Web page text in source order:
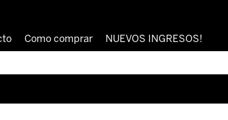
Como comprar NUEVOS INGRESOS!